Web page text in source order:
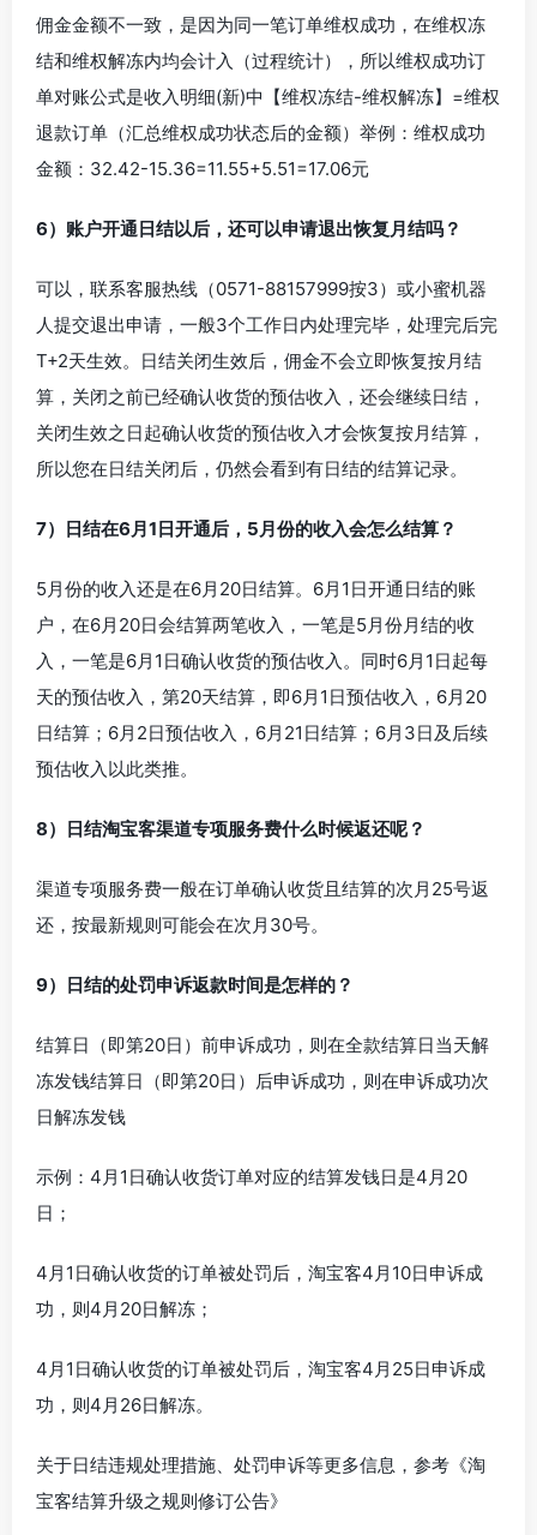
佣金金额不一致，是因为同一笔订单维权成功，在维权冻
结和维权解冻内均会计入（过程统计），所以维权成功订
单对账公式是收入明细(新)中【维权冻结-维权解冻】=维权
退款订单（汇总维权成功状态后的金额）举例：维权成功
金额：32.42-15.36=11.55+5.51=17.06元
6）账户开通日结以后，还可以申请退出恢复月结吗？
可以，联系客服热线（0571-88157999按3）或小蜜机器
人提交退出申请，一般3个工作日内处理完毕，处理完后完
T+2天生效。日结关闭生效后，佣金不会立即恢复按月结
算，关闭之前已经确认收货的预估收入，还会继续日结，
关闭生效之日起确认收货的预估收入才会恢复按月结算，
所以您在日结关闭后，仍然会看到有日结的结算记录。
7）日结在6月1日开通后，5月份的收入会怎么结算？
5月份的收入还是在6月20日结算。6月1日开通日结的账
户，在6月20日会结算两笔收入，一笔是5月份月结的收
入，一笔是6月1日确认收货的预估收入。同时6月1日起每
天的预估收入，第20天结算，即6月1日预估收入，6月20
日结算；6月2日预估收入，6月21日结算；6月3日及后续
预估收入以此类推。
8）日结淘宝客渠道专项服务费什么时候返还呢？
渠道专项服务费一般在订单确认收货且结算的次月25号返
还，按最新规则可能会在次月30号。
9）日结的处罚申诉返款时间是怎样的？
结算日（即第20日）前申诉成功，则在全款结算日当天解
冻发钱结算日（即第20日）后申诉成功，则在申诉成功次
日解冻发钱
示例：4月1日确认收货订单对应的结算发钱日是4月20
日；
4月1日确认收货的订单被处罚后，淘宝客4月10日申诉成
功，则4月20日解冻；
4月1日确认收货的订单被处罚后，淘宝客4月25日申诉成
功，则4月26日解冻。
关于日结违规处理措施、处罚申诉等更多信息，参考《淘
宝客结算升级之规则修订公告》